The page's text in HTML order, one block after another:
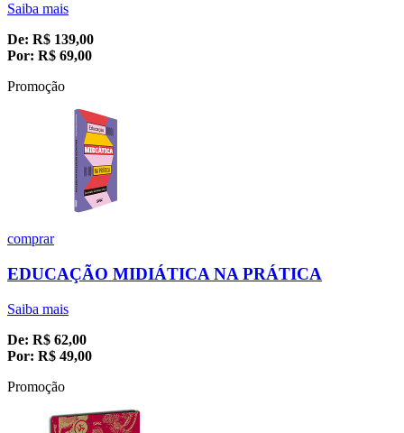
Saiba mais
De: R$ 139,00
Por: R$ 69,00
Promoção
comprar
EDUCAÇÃO MIDIÁTICA NA PRÁTICA
Saiba mais
De: R$ 62,00
Por: R$ 49,00
Promoção